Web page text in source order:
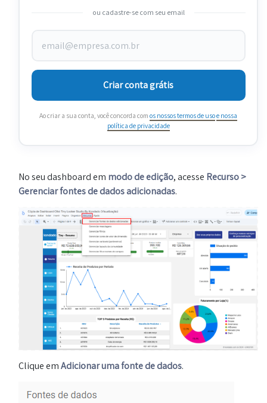
ou cadastre-se com seu email
Criar conta grátis
Ao criar a sua conta, você concorda com os nossos termos de usoe nossa
política de privacidade
No seu dashboard em modo de edição, acesse Recurso >
Gerenciar fontes de dados adicionadas.
Clique emAdicionar uma fonte de dados.